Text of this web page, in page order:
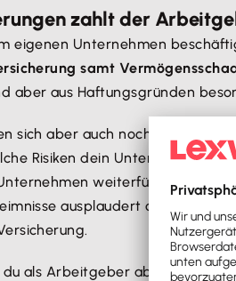
zahlt der
eigenen Unternehmen
samt
aber aus Haftungsgründen
sich aber auch noch weitere
Risiken dein Unternehmen
weiterführen?
ausplaudert oder
als Arbeitgeber aber in jedem